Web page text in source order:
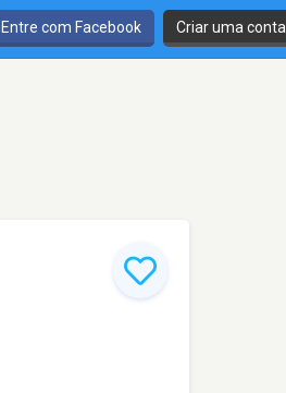
Entre com Facebook Criar uma conta